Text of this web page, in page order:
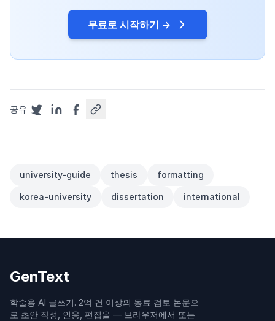
무료로 시작하기 →
공유
university-guide thesis formatting
korea-university dissertation international
GenText
학술용 AI 글쓰기. 2억 건 이상의 동료 검토 논문으
로 초안 작성, 인용, 편집을 — 브라우저에서 또는